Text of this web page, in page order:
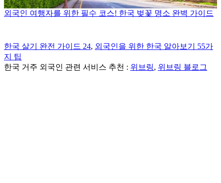
외국인 여행자를 위한 필수 코스! 한국 벚꽃 명소 완벽 가이드
한국 살기 완전 가이드 24, 외국인을 위한 한국 알아보기 55가
지 팁
한국 거주 외국인 관련 서비스 추천 : 위브링, 위브링 블로그